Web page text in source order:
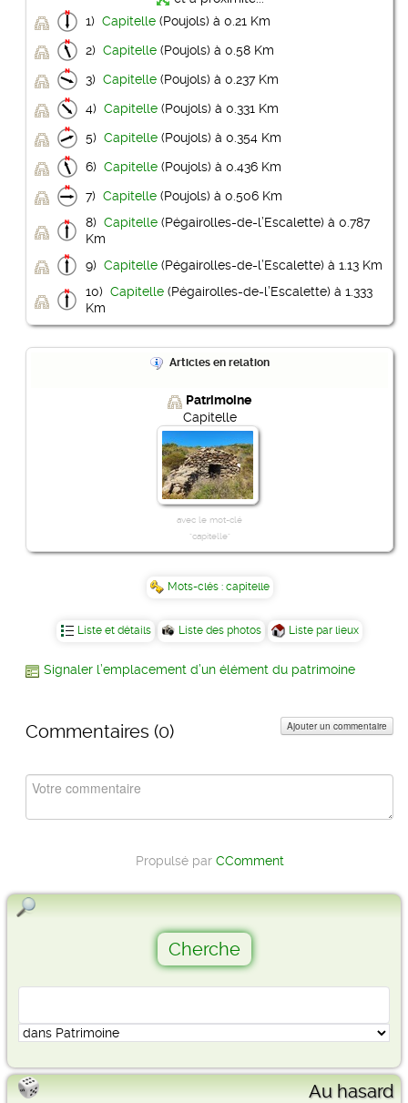
1) Capitelle (Poujols) à 0.21 Km
2) Capitelle (Poujols) à 0.58 Km
3) Capitelle (Poujols) à 0.237 Km
4) Capitelle (Poujols) à 0.331 Km
5) Capitelle (Poujols) à 0.354 Km
6) Capitelle (Poujols) à 0.436 Km
7) Capitelle (Poujols) à 0.506 Km
8) Capitelle (Pégairolles-de-l’Escalette) à 0.787
Km
9) Capitelle (Pégairolles-de-l’Escalette) à 1.13 Km
10) Capitelle (Pégairolles-de-l’Escalette) à 1.333
Km
Articles en relation
Patrimoine
Capitelle
avec le mot-clé
"capitelle"
Mots-clés : capitelle
Liste et détails Liste des photos Liste par lieux
Signaler l’emplacement d’un élément du patrimoine
Commentaires (0) Ajouter un commentaire
Propulsé par CComment
Au hasard